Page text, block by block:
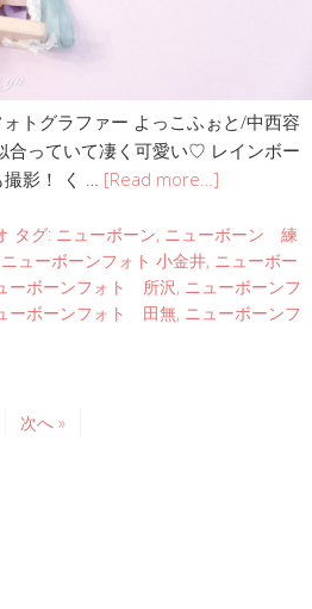
トグラファー よっこふぉと/中西容
合っていて凄く可愛い♡ レインボー
影！ く … [Read more…]
タグ: ニューボーン, ニューボーン 練
ニューボーンフォト 小金井, ニューボー
ーボーンフォト 所沢, ニューボーンフ
ーボーンフォト 田無, ニューボーンフ
次へ »